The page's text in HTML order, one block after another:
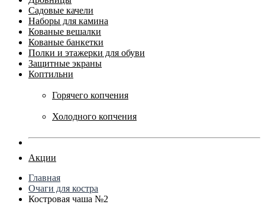
Садовые качели
Наборы для камина
Кованые вешалки
Кованые банкетки
Полки и этажерки для обуви
Защитные экраны
Коптильни
Горячего копчения
Холодного копчения
Акции
Главная
Очаги для костра
Костровая чаша №2